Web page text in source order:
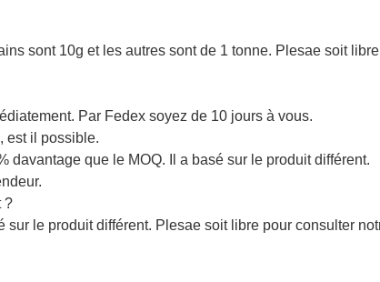
sont 10g et les autres sont de 1 tonne. Plesae soit libre
Par Fedex soyez de 10 jours à vous.
est il possible.
davantage que le MOQ. Il a basé sur le produit différent.
?
sur le produit différent. Plesae soit libre pour consulter